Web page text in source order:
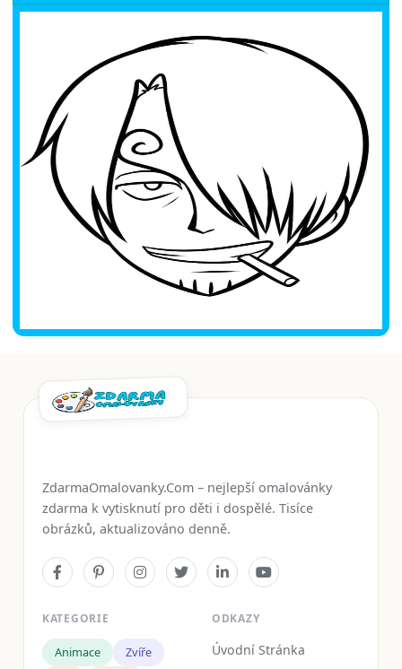
ZdarmaOmalovanky.Com – nejlepší omalovánky
zdarma k vytisknutí pro děti i dospělé. Tisíce
obrázků, aktualizováno denně.
KATEGORIE
Animace
Zvíře
ODKAZY
Úvodní Stránka